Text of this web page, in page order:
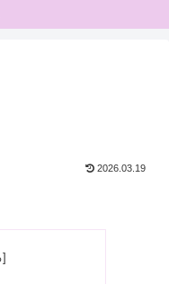
2026.03.19